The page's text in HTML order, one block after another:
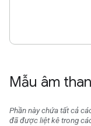
Mẫu âm
Phần này chứa tất cả
đã được liệt kê trong